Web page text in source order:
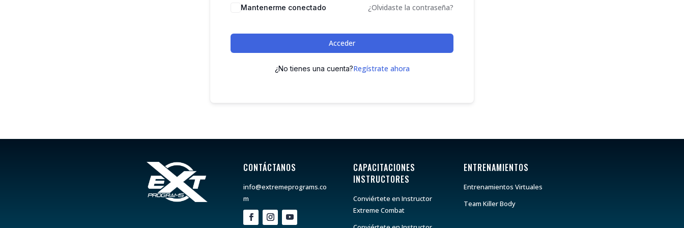
Mantenerme conectado ¿Olvidaste la contraseña?
Acceder
¿No tienes una cuenta?Regístrate ahora
CONTÁCTANOS
info@extremeprograms.co
m
CAPACITACIONES
INSTRUCTORES
Conviértete en Instructor
Extreme Combat
ENTRENAMIENTOS
Entrenamientos Virtuales
Team Killer Body